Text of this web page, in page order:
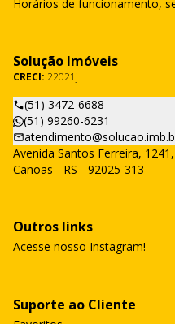
Horários de funcionamento,
Solução Imóveis
CRECI: 22021j
(51) 3472-6688
(51) 99260-6231
Avenida Santos Ferreira,
Canoas - RS - 92025-313
Outros links
Acesse nosso Instagram!
Suporte ao Cliente